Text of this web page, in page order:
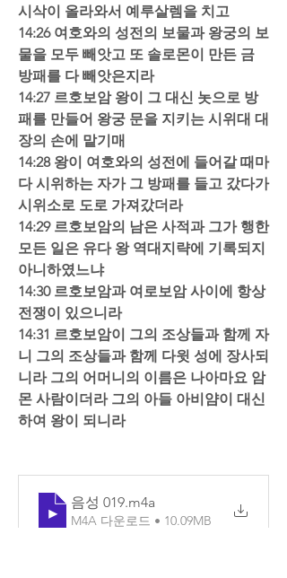
시삭이 올라와서 예루살렘을 치고
14:26 여호와의 성전의 보물과 왕궁의 보
물을 모두 빼앗고 또 솔로몬이 만든 금
방패를 다 빼앗은지라
14:27 르호보암 왕이 그 대신 놋으로 방
패를 만들어 왕궁 문을 지키는 시위대 대
장의 손에 맡기매
14:28 왕이 여호와의 성전에 들어갈 때마
다 시위하는 자가 그 방패를 들고 갔다가
시위소로 도로 가져갔더라
14:29 르호보암의 남은 사적과 그가 행한
모든 일은 유다 왕 역대지략에 기록되지
아니하였느냐
14:30 르호보암과 여로보암 사이에 항상
전쟁이 있으니라
14:31 르호보암이 그의 조상들과 함께 자
니 그의 조상들과 함께 다윗 성에 장사되
니라 그의 어머니의 이름은 나아마요 암
몬 사람이더라 그의 아들 아비얌이 대신
하여 왕이 되니라
음성 019.m4a
M4A 다운로드 • 10.09MB